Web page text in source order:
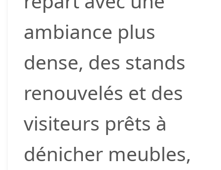
ambiance plus
dense, des stands
renouvelés et des
visiteurs prêts à
dénicher meubles,